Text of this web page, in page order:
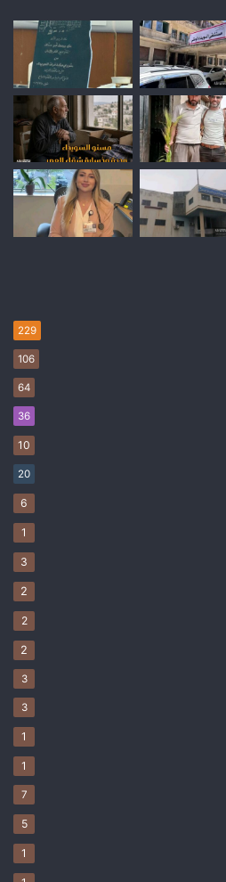
229
106
64
36
10
20
6
1
3
2
2
2
3
3
1
1
7
5
1